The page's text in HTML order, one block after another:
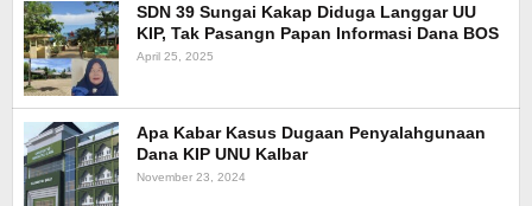
SDN 39 Sungai Kakap Diduga Langgar UU
KIP, Tak Pasangn Papan Informasi Dana BOS
April 25, 2025
Apa Kabar Kasus Dugaan Penyalahgunaan
Dana KIP UNU Kalbar
November 23, 2024